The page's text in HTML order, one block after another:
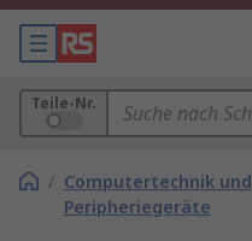
Teile-Nr.
/ Computertechnik und
Peripheriegeräte